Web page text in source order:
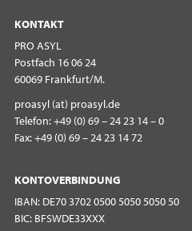
KONTAKT
PRO ASYL
Postfach 16 06 24
60069 Frankfurt/M.
proasyl (at) proasyl.de
Telefon: +49 (0) 69 – 24 23 14 – 0
Fax: +49 (0) 69 – 24 23 14 72
KONTOVERBINDUNG
IBAN: DE70 3702 0500 5050 5050 50
BIC: BFSWDE33XXX